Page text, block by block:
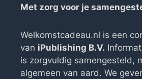
Met zorg voor je
Welkomstcadeau.nl is een
van iPublishing B.V.
is zorgvuldig samengesteld,
algemeen van aard. We